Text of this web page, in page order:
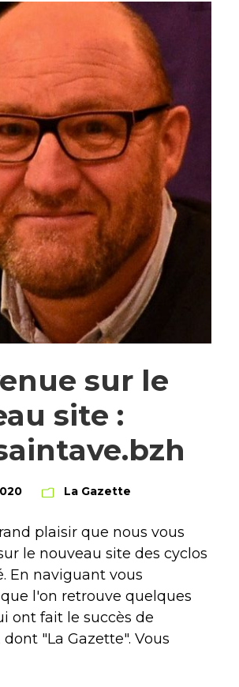
sur le
site :
La Gazette
plaisir que nous vous
le nouveau site des cyclos
En naviguant vous
l'on retrouve quelques
ont fait le succès de
"La Gazette". Vous